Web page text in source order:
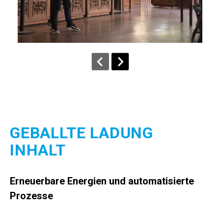
GEBALLTE LADUNG
INHALT
Erneuerbare Energien und automatisierte
Prozesse